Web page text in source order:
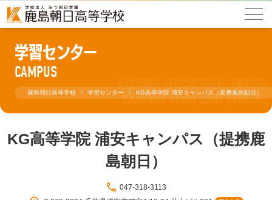
学習センター
CAMPUS
鹿島朝日高等学校 学習センター KG高等学院 浦安キャンパス（提携鹿島朝日）
KG高等学院 浦安キャンパス（提携鹿
島朝日）
phone 047-318-3113